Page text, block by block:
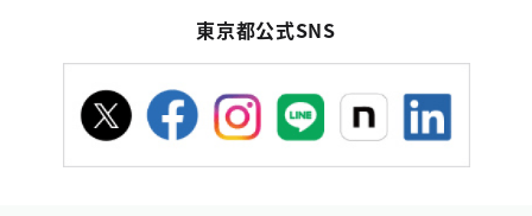
東京都公式SNS